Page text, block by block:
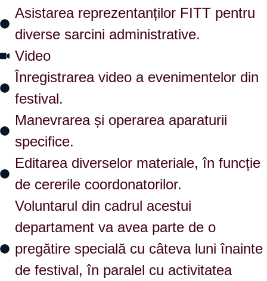
Asistarea reprezentanților FITT pentru
diverse sarcini administrative.
Video
Înregistrarea video a evenimentelor din
festival.
Manevrarea și operarea aparaturii
specifice.
Editarea diverselor materiale, în funcție
de cererile coordonatorilor.
Voluntarul din cadrul acestui
departament va avea parte de o
pregătire specială cu câteva luni înainte
de festival, în paralel cu activitatea